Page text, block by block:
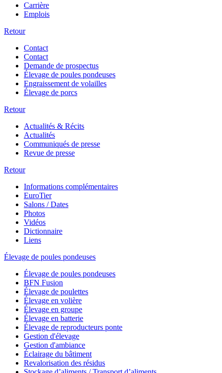
Carrière
Emplois
Retour
Contact
Contact
Demande de prospectus
Élevage de poules pondeuses
Engraissement de volailles
Élevage de porcs
Retour
Actualités & Récits
Actualités
Communiqués de presse
Revue de presse
Retour
Informations complémentaires
EuroTier
Salons / Dates
Photos
Vidéos
Dictionnaire
Liens
Élevage de poules pondeuses
Élevage de poules pondeuses
BFN Fusion
Élevage de poulettes
Élevage en volière
Élevage en groupe
Élevage en batterie
Élevage de reproducteurs ponte
Gestion d'élevage
Gestion d'ambiance
Éclairage du bâtiment
Revalorisation des résidus